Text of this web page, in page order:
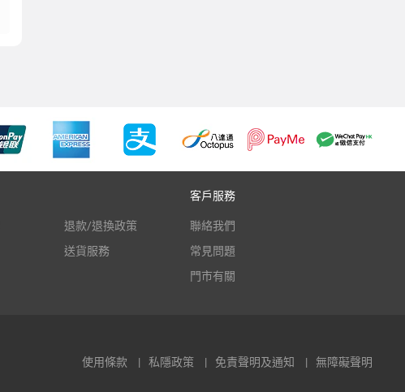
退款/退換政策
送貨服務
客戶服務
聯絡我們
常見問題
門市有關
使用條款 私隱政策 免責聲明及通知 無障礙聲明